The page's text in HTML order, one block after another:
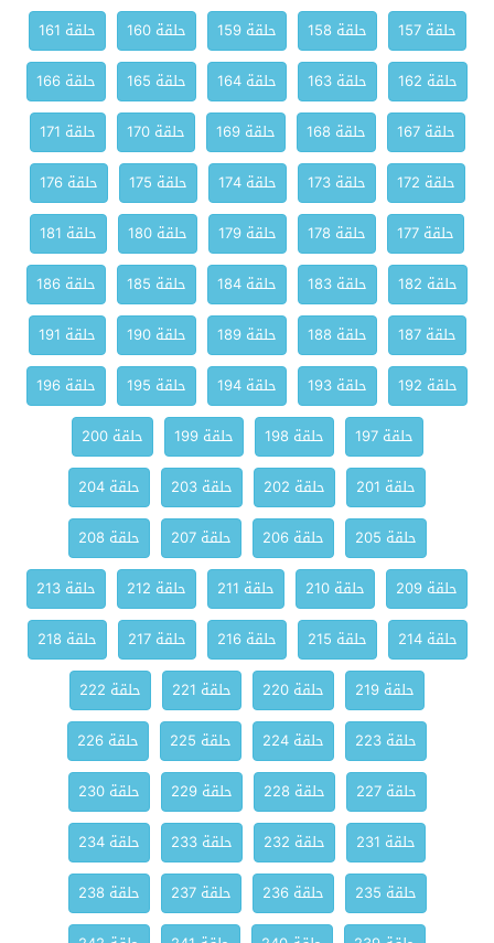
حلقة 157 حلقة 158 حلقة 159 حلقة 160
حلقة 161
حلقة 162
حلقة 163 حلقة 164 حلقة 165
حلقة 166
حلقة 167
حلقة 168 حلقة 169 حلقة 170
حلقة 171
حلقة 172
حلقة 173 حلقة 174 حلقة 175
حلقة 176
حلقة 177
حلقة 178 حلقة 179 حلقة 180
حلقة 181
حلقة 182
حلقة 183 حلقة 184 حلقة 185
حلقة 186
حلقة 187
حلقة 188 حلقة 189 حلقة 190
حلقة 191
حلقة 192
حلقة 193 حلقة 194 حلقة 195
حلقة 196
حلقة 197
حلقة 198 حلقة 199
حلقة 200
حلقة 201
حلقة 202 حلقة 203
حلقة 204
حلقة 205
حلقة 206 حلقة 207
حلقة 208
حلقة 209
حلقة 210 حلقة 211 حلقة 212
حلقة 213
حلقة 214
حلقة 215 حلقة 216 حلقة 217
حلقة 218
حلقة 219
حلقة 220 حلقة 221
حلقة 222
حلقة 223
حلقة 224 حلقة 225
حلقة 226
حلقة 227
حلقة 228 حلقة 229
حلقة 230
حلقة 231
حلقة 232 حلقة 233
حلقة 234
حلقة 235
حلقة 236 حلقة 237
حلقة 238